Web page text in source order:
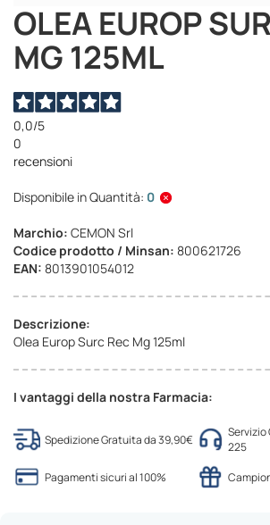
OLEA EUROP
MG 125ML
0,0/5
0
recensioni
Disponibile in Quantità: 0
Marchio: CEMON Srl
Codice prodotto / Minsan: 800621726
EAN: 8013901054012
Descrizione:
Olea Europ Surc Rec Mg 125ml
I vantaggi della nostra Farmacia:
Spedizione Gratuita da 39,90€
Servizio
225
Pagamenti sicuri al 100%
Vai
all'inizio
della
galleria
immagini